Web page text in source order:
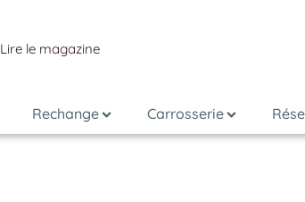
Lire le magazine
Rechange Carrosserie